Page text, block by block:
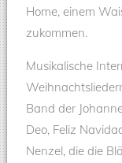
Home, einem
zukommen.
Musikalische
Band der
Deo, Feliz
Nenzel, die die